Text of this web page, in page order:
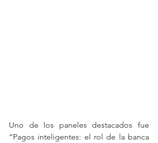
Uno de los paneles destacados fue
“Pagos inteligentes: el rol de la banca